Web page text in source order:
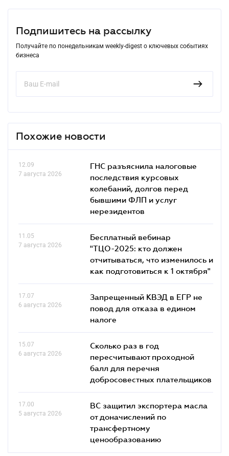
Подпишитесь на рассылку
Получайте по понедельникам weekly-digest о ключевых событиях
бизнеса
Похожие новости
12.09
7 августа 2026
ГНС разъяснила налоговые
последствия курсовых
колебаний, долгов перед
бывшими ФЛП и услуг
нерезидентов
11.05
7 августа 2026
Бесплатный вебинар
"ТЦО-2025: кто должен
отчитываться, что изменилось и
как подготовиться к 1 октября"
17.07
6 августа 2026
Запрещенный КВЭД в ЕГР не
повод для отказа в едином
налоге
15.07
6 августа 2026
Сколько раз в год
пересчитывают проходной
балл для перечня
добросовестных плательщиков
17.00
5 августа 2026
ВС защитил экспортера масла
от доначислений по
трансфертному
ценообразованию